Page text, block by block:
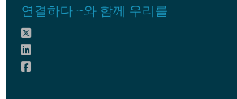
연결하다 ~와 함께 우리를